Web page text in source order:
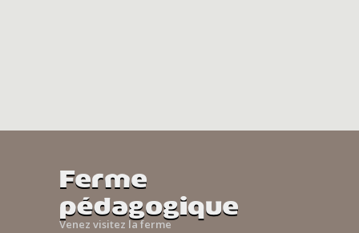
Ferme
pédagogique
Venez visitez la ferme